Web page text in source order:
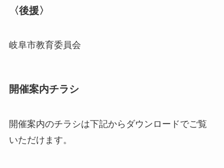
〈後援〉
岐阜市教育委員会
開催案内チラシ
開催案内のチラシは下記からダウンロードでご覧
いただけます。